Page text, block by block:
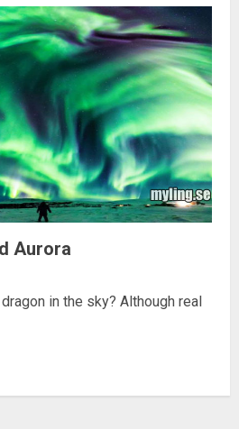
Aurora
in the sky? Although real